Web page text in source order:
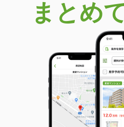
価 格
4.40万円
群馬県
23.18m²
間取り
1K
群馬県館林市富士原町
価 格
4万円
住 所
群馬県館
専有面積 23.61m²
まとめ